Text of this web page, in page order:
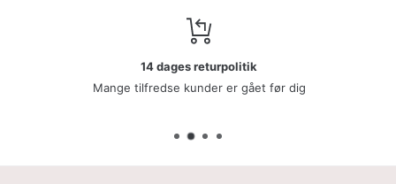
14 dages returpolitik
Mange tilfredse kunder er gået før dig